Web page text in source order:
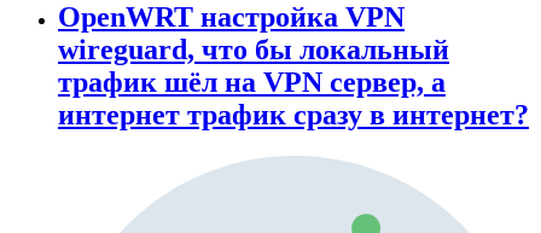
OpenWRT настройка VPN
wireguard, что бы локальный
трафик шёл на VPN сервер, а
интернет трафик сразу в интернет?